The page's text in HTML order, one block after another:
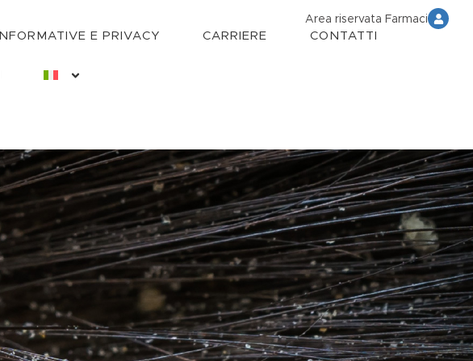
Area riservata Farmaci
INFORMATIVE E PRIVACY CARRIERE CONTATTI